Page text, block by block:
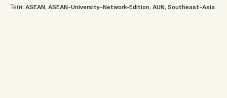
Теги: ASEAN ASEAN-University-Network-Edition AUN Southeast-Asia